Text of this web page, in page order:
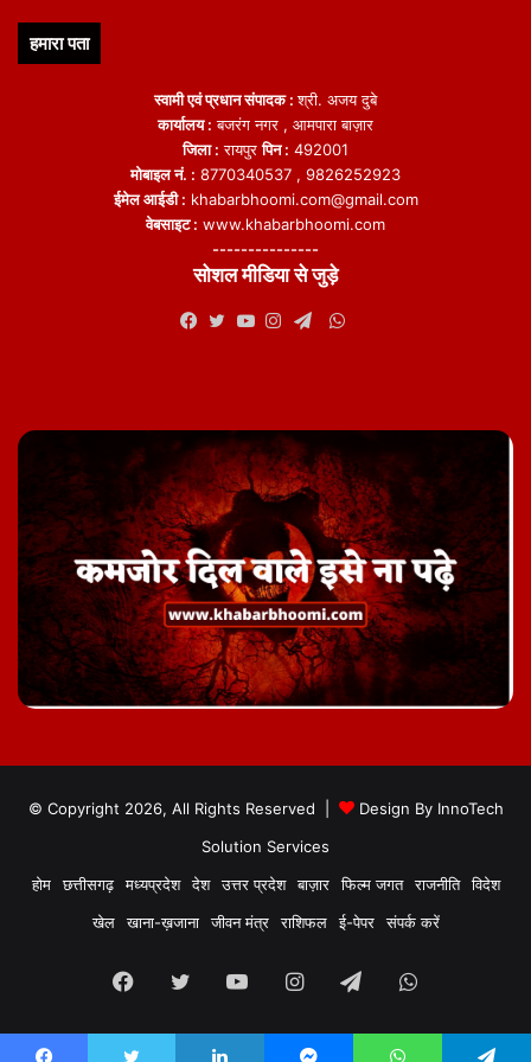
MoU पर साइन होनी है. अगर समझौते पर हस्ताक्षर हो जाते हैं, तो यह ईरान की
अर्थव्यवस्था के लिए शायद पिछले 40 वर्षों का सबसे बड़ा मोड़ साबित हो सकता है।
featured
हमारा पता
स्वामी एवं प्रधान संपादक :श्री. अजय दुबे
कार्यालय : बजरंग नगर , आमपारा बाज़ार
जिला : रायपुरपिन : 492001
मोबाइल नं. : 8770340537 , 9826252923
ईमेल आईडी : khabarbhoomi.com@gmail.com
वेबसाइट : www.khabarbhoomi.com
---------------
सोशल मीडिया से जुड़े
WhatsApp
© Copyright 2026, All Rights Reserved | Design By InnoTech
Solution Services
होम
छत्तीसगढ़ मध्यप्रदेश देश उत्तर प्रदेश बाज़ार फिल्म जगत राजनीति
विदेश
खेल
खाना-ख़जाना जीवन मंत्र राशिफल ई-पेपर संपर्क करें
Facebook
TwitterYouTubeInstagram
TelegramWhatsApp